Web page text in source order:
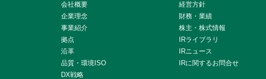
会社概要
企業理念
事業紹介
拠点
沿革
品質・環境ISO
DX戦略
経営方針
財務・業績
株主・株式情報
IRライブラリ
IRニュース
IRに関するお問合せ